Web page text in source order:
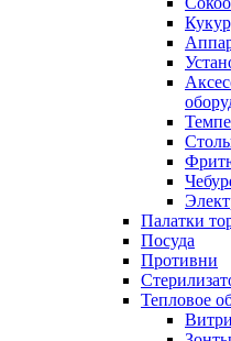
Палатки
Посуда
Противни
Тепловое